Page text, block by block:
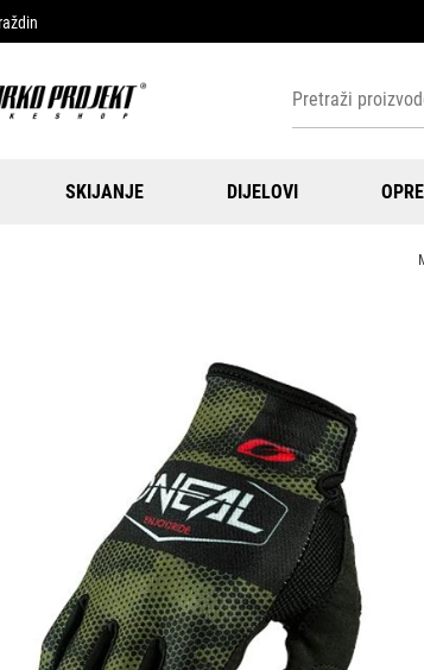
SKIJANJE DIJELOVI